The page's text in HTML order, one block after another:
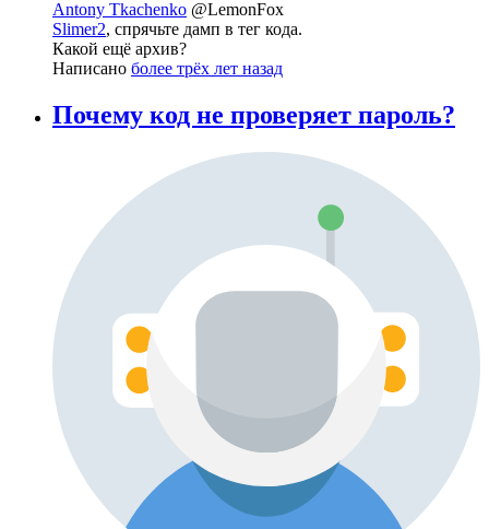
Antony Tkachenko @LemonFox
Slimer2, спрячьте дамп в тег кода.
Какой ещё архив?
Написано более трёх лет назад
Почему код не проверяет пароль?